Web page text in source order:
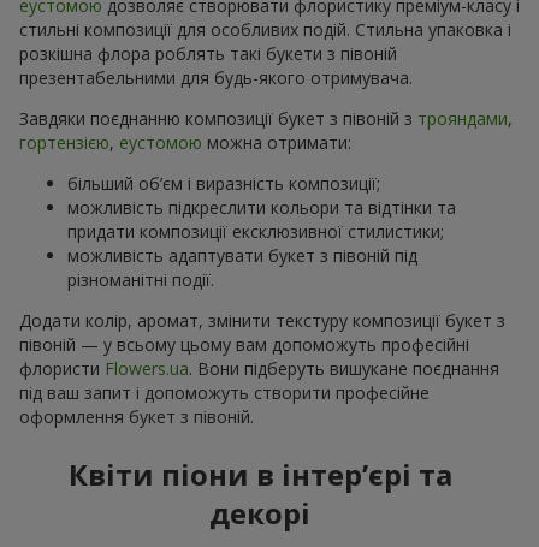
еустомою дозволяє створювати флористику преміум-класу і
стильні композиції для особливих подій. Стильна упаковка і
розкішна флора роблять такі букети з півоній
презентабельними для будь-якого отримувача.
Завдяки поєднанню композиції букет з півоній з трояндами,
гортензією, еустомою можна отримати:
більший об’єм і виразність композиції;
можливість підкреслити кольори та відтінки та
придати композиції ексклюзивної стилистики;
можливість адаптувати букет з півоній під
різноманітні події.
Додати колір, аромат, змінити текстуру композиції букет з
півоній — у всьому цьому вам допоможуть професійні
флористи Flowers.ua. Вони підберуть вишукане поєднання
під ваш запит і допоможуть створити професійне
оформлення букет з півоній.
Квіти піони в інтер’єрі та
декорі